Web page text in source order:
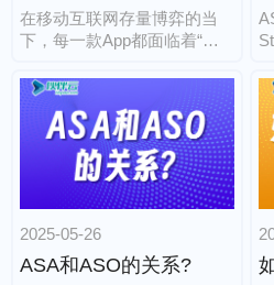
在移动互联网存量博弈的当
下，每一款App都面临着“酒
有成千上万款应用涌入各大应
用商店，即便产品本身优质，
若无法被目标用户发现，也只
能沦为“沉睡应用”。北京伙伴
云信息技术有限公司（简
称“伙伴云”），作为国内领先
耕ASO优化领域十余年，以
专业技术、全链路服务和可量
2025-05-26
ASA和ASO的关系?